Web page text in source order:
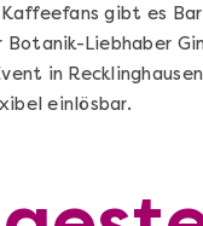
gibt es
Liebhaber
in
einlösbar.